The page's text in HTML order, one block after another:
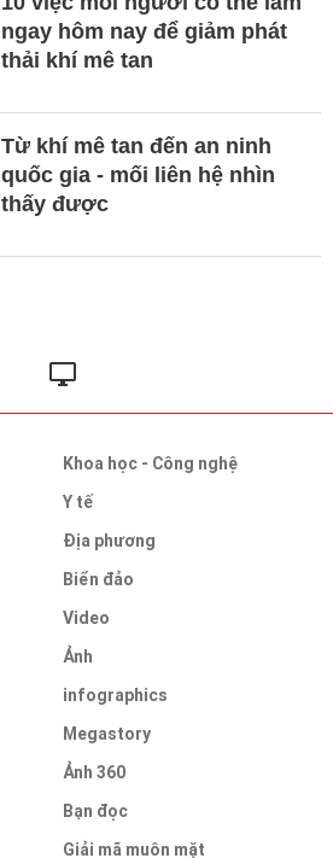
ngay hôm nay để giảm phát
thải khí mê tan
Từ khí mê tan đến an ninh
quốc gia - mối liên hệ nhìn
thấy được
Khoa học - Công nghệ
Y tế
Địa phương
Biển đảo
Video
Ảnh
infographics
Megastory
Ảnh 360
Bạn đọc
Giải mã muôn mặt